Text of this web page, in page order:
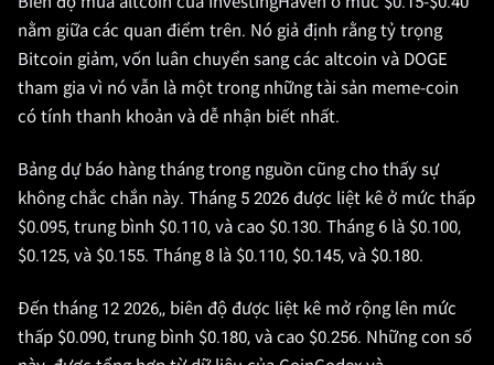
nằm giữa các quan điểm trên. Nó giả định rằng tỷ trọng
Bitcoin giảm, vốn luân chuyển sang các altcoin và DOGE
tham gia vì nó vẫn là một trong những tài sản meme-coin
có tính thanh khoản và dễ nhận biết nhất.
Bảng dự báo hàng tháng trong nguồn cũng cho thấy sự
không chắc chắn này. Tháng 5 2026 được liệt kê ở mức thấp
$0.095, trung bình $0.110, và cao $0.130. Tháng 6 là $0.100,
$0.125, và $0.155. Tháng 8 là $0.110, $0.145, và $0.180.
Đến tháng 12 2026,, biên độ được liệt kê mở rộng lên mức
thấp $0.090, trung bình $0.180, và cao $0.256. Những con số